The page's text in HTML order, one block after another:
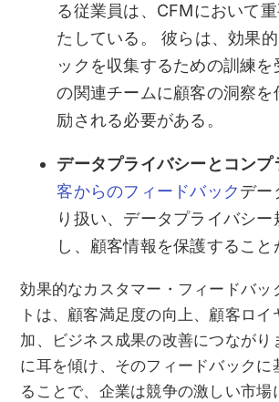
る従業員は、CFMにおいて
たしている。 彼らは、効果
ックを収集するための訓練を
の関連チームに顧客の洞察を
励される必要がある。
データプライバシーとコンプ
客からのフィードバックデー
り扱い、データプライバシー
し、顧客情報を保護すること
効果的なカスタマー・フィードバッ
トは、顧客満足度の向上、顧客ロイ
加、ビジネス成果の改善につながり
に耳を傾け、そのフィードバックに
ることで、企業は競争の激しい市場